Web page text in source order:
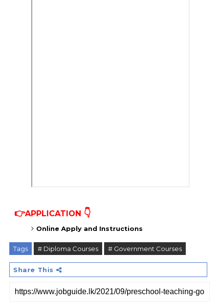
👉APPLICATION 👇
Online Apply and Instructions
Tags # Diploma Courses # Government Courses
Share This